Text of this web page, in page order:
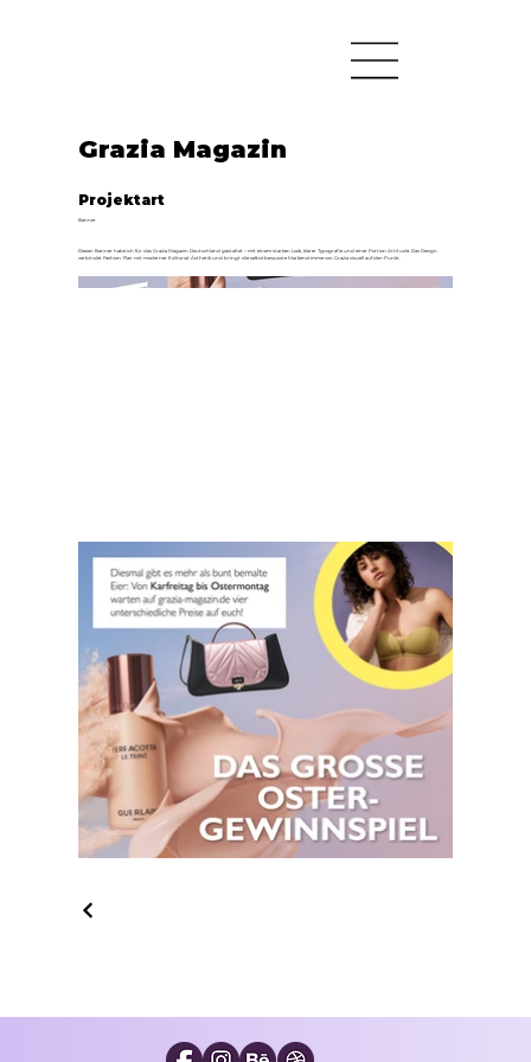
Grazia Magazin
Projektart
Banner
Diesen Banner habe ich für das Grazia Magazin Deutschland gestaltet – mit einem starken Look, klarer Typografie und einer Portion Attitude. Das Design
verbindet Fashion-Flair mit moderner Editorial-Ästhetik und bringt die selbstbewusste Markenstimme von Grazia visuell auf den Punkt.